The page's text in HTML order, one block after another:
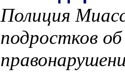
Полиция
подростков